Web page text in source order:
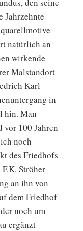
Jahrzehnte
natürlich an
wirkende
Malstandort
Karl
in
hin. Man
vor 100 Jahren
noch
des Friedhofs
Ströher
an ihn von
dem Friedhof
noch um
ergänzt